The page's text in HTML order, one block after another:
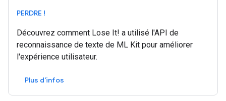
PERDRE !
Découvrez comment Lose It! a utilisé l'API de
reconnaissance de texte de ML Kit pour améliorer
l'expérience utilisateur.
Plus d'infos